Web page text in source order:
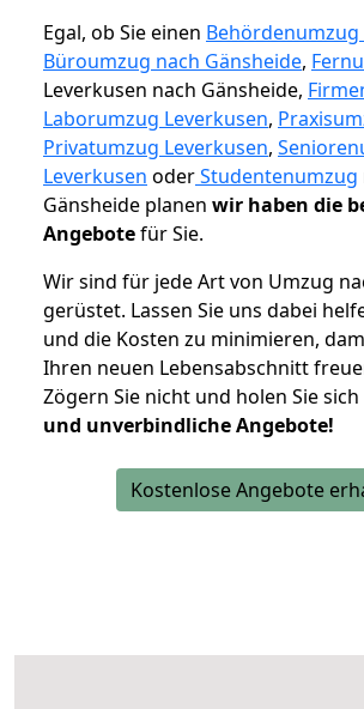
Egal, ob Sie einen Behördenumzug
Büroumzug nach Gänsheide,
Leverkusen nach Gänsheide,
Laborumzug Leverkusen,
Privatumzug Leverkusen,
Leverkusen oderStudentenumzug
Gänsheide planen wir haben die
Angebotefür Sie.
Wir sind für jede Art von Umzug
gerüstet. Lassen Sie uns dabei
und die Kosten zu minimieren,
Ihren neuen Lebensabschnitt
Zögern Sie nicht und holen Sie sich
und unverbindliche Angebote!
Kostenlose Angebote